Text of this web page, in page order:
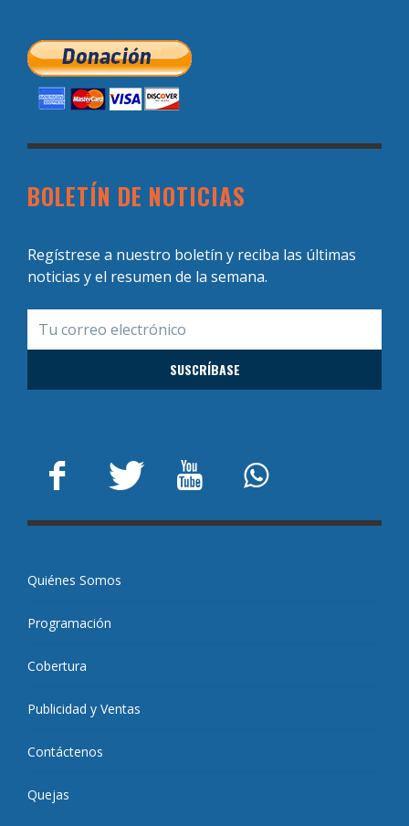
BOLETÍN DE NOTICIAS
Regístrese a nuestro boletín y reciba las últimas
noticias y el resumen de la semana.
Quiénes Somos
Programación
Cobertura
Publicidad y Ventas
Contáctenos
Quejas